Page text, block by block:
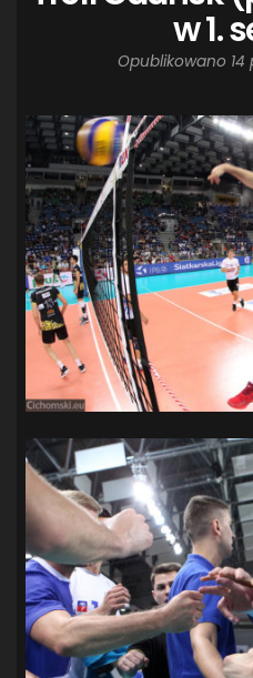
w 1.
Opublikowano 14